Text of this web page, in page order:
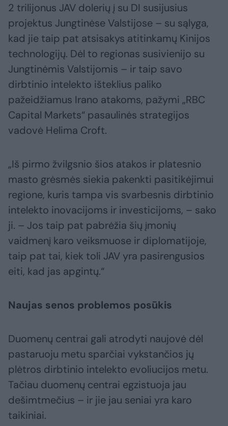
2 trilijonus JAV dolerių į su DI susijusius
projektus Jungtinėse Valstijose – su sąlyga,
kad jie taip pat atsisakys atitinkamų Kinijos
technologijų. Dėl to regionas susivienijo su
Jungtinėmis Valstijomis – ir taip savo
dirbtinio intelekto išteklius paliko
pažeidžiamus Irano atakoms, pažymi „RBC
Capital Markets“ pasaulinės strategijos
vadovė Helima Croft.
„Iš pirmo žvilgsnio šios atakos ir platesnio
masto grėsmės siekia pakenkti pasitikėjimui
regione, kuris tampa vis svarbesnis dirbtinio
intelekto inovacijoms ir investicijoms, – sako
ji. – Jos taip pat pabrėžia šių įmonių
vaidmenį karo veiksmuose ir diplomatijoje,
taip pat tai, kiek toli JAV yra pasirengusios
eiti, kad jas apgintų.“
Naujas senos problemos posūkis
Duomenų centrai gali atrodyti naujovė dėl
pastaruoju metu sparčiai vykstančios jų
plėtros dirbtinio intelekto evoliucijos metu.
Tačiau duomenų centrai egzistuoja jau
dešimtmečius – ir jie jau seniai yra karo
taikiniai.